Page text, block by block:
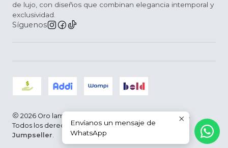
de lujo, con diseños que combinan elegancia intemporal y
exclusividad.
Síguenos
2026 Oro laminado D´Arce |Joyería Fina | Colombia.
Todos los derechos reservados. Desarrollado por
Jumpseller.
Envíanos un mensaje de
WhatsApp